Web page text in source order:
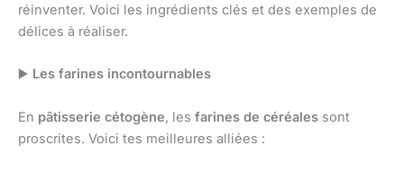
réinventer. Voici les ingrédients clés et des exemples de
délices à réaliser.
▶ ️ Les farines incontournables
En pâtisserie cétogène, les farines de céréales sont
proscrites. Voici tes meilleures alliées :